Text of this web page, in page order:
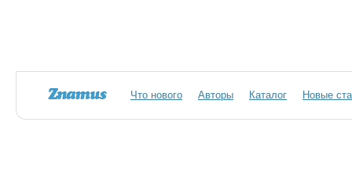
Что нового Авторы Каталог Новые